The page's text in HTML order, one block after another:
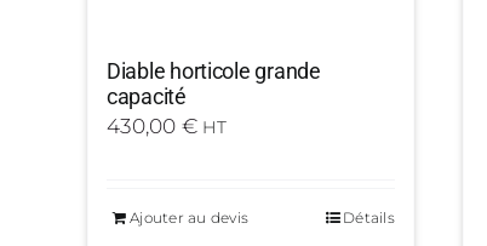
Diable horticole grande
capacité
430,00 € HT
Ajouter au devis Détails